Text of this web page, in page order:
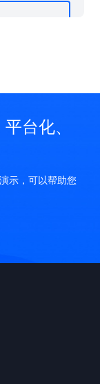
障？如何快速发
台化、
示，可以帮助您